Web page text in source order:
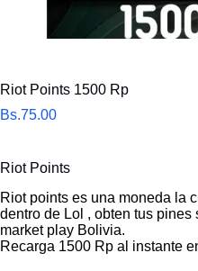
Riot Points 1500 Rp
Bs.75.00
Riot Points
Riot points es una moneda la
dentro de Lol , obten tus pines
market play Bolivia.
Recarga 1500 Rp al instante